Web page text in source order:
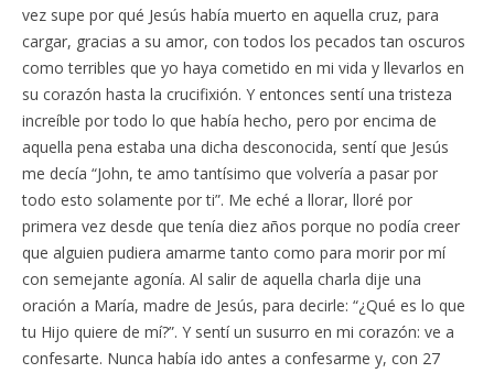
vez supe por qué Jesús había muerto en aquella cruz, para
cargar, gracias a su amor, con todos los pecados tan oscuros
como terribles que yo haya cometido en mi vida y llevarlos en
su corazón hasta la crucifixión. Y entonces sentí una tristeza
increíble por todo lo que había hecho, pero por encima de
aquella pena estaba una dicha desconocida, sentí que Jesús
me decía “John, te amo tantísimo que volvería a pasar por
todo esto solamente por ti”. Me eché a llorar, lloré por
primera vez desde que tenía diez años porque no podía creer
que alguien pudiera amarme tanto como para morir por mí
con semejante agonía. Al salir de aquella charla dije una
oración a María, madre de Jesús, para decirle: “¿Qué es lo que
tu Hijo quiere de mí?”. Y sentí un susurro en mi corazón: ve a
confesarte. Nunca había ido antes a confesarme y, con 27